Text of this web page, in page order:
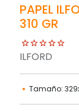
PAPEL
310 GR
ILFORD
Tamaño: